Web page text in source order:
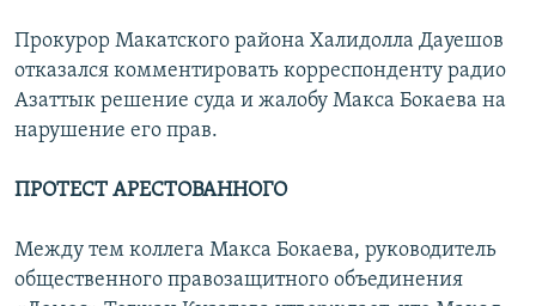
Прокурор Макатского района Халидолла Дауешов
отказался комментировать корреспонденту радио
Азаттык решение суда и жалобу Макса Бокаева на
нарушение его прав.
ПРОТЕСТ АРЕСТОВАННОГО
Между тем коллега Макса Бокаева, руководитель
общественного правозащитного объединения